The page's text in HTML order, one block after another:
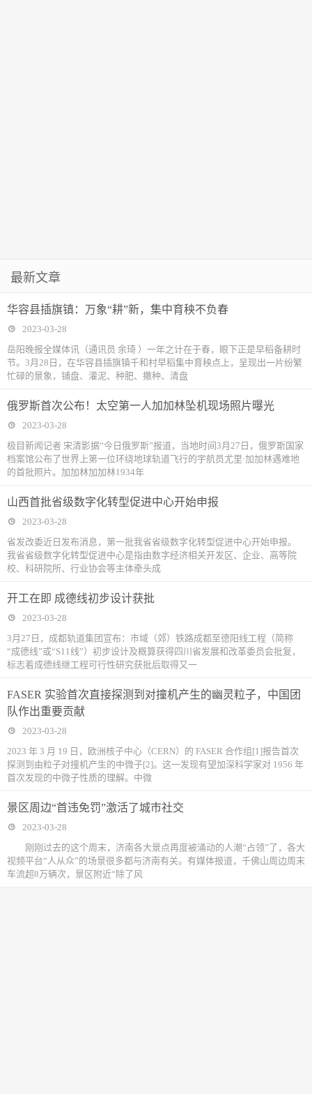
最新文章
华容县插旗镇：万象“耕”新，集中育秧不负春
2023-03-28
岳阳晚报全媒体讯（通讯员 余琦 ）一年之计在于春，眼下正是早稻备耕时
节。3月28日，在华容县插旗镇千和村早稻集中育秧点上，呈现出一片纷繁
忙碌的景象，铺盘、灌泥、种肥、撒种、清盘
俄罗斯首次公布！太空第一人加加林坠机现场照片曝光
2023-03-28
极目新闻记者 宋清影据“今日俄罗斯”报道，当地时间3月27日，俄罗斯国家
档案馆公布了世界上第一位环绕地球轨道飞行的宇航员尤里·加加林遇难地
的首批照片。加加林加加林1934年
山西首批省级数字化转型促进中心开始申报
2023-03-28
省发改委近日发布消息，第一批我省省级数字化转型促进中心开始申报。
我省省级数字化转型促进中心是指由数字经济相关开发区、企业、高等院
校、科研院所、行业协会等主体牵头成
开工在即 成德线初步设计获批
2023-03-28
3月27日，成都轨道集团宣布：市域（郊）铁路成都至德阳线工程（简称
“成德线”或“S11线”）初步设计及概算获得四川省发展和改革委员会批复，
标志着成德线继工程可行性研究获批后取得又一
FASER 实验首次直接探测到对撞机产生的幽灵粒子，中国团
队作出重要贡献
2023-03-28
2023 年 3 月 19 日，欧洲核子中心（CERN）的 FASER 合作组[1]报告首次
探测到由粒子对撞机产生的中微子[2]。这一发现有望加深科学家对 1956 年
首次发现的中微子性质的理解。中微
景区周边“首违免罚”激活了城市社交
2023-03-28
刚刚过去的这个周末，济南各大景点再度被涌动的人潮“占领”了，各大
视频平台“人从众”的场景很多都与济南有关。有媒体报道，千佛山周边周末
车流超8万辆次，景区附近“除了风